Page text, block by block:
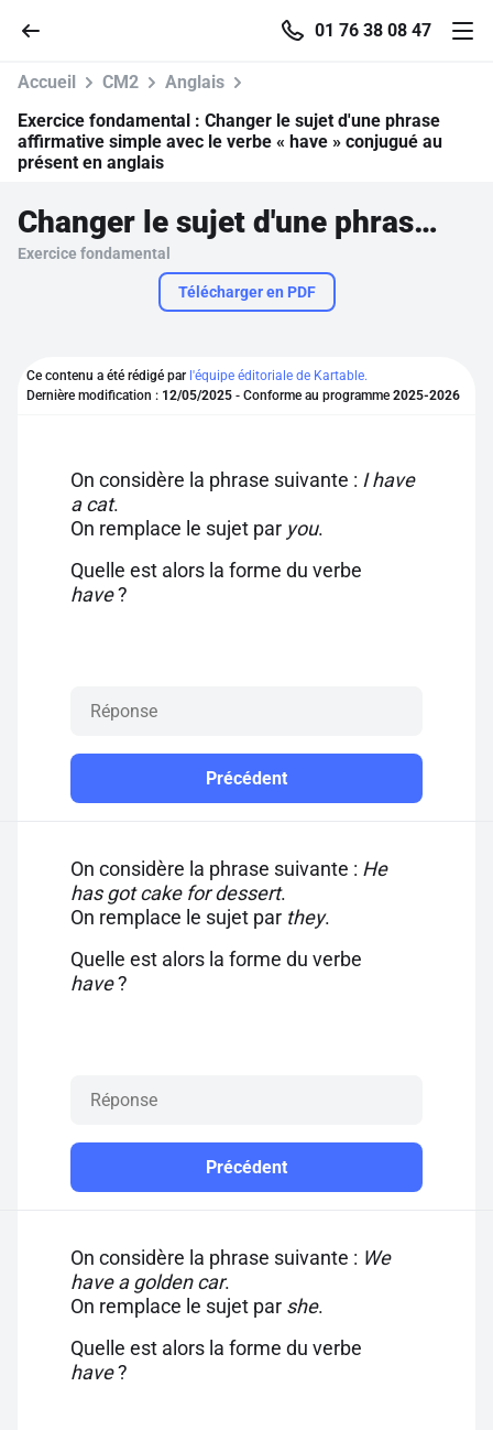
01 76 38 08 47
Parcourir
Pour profiter de 10 contenus offerts.
Accueil CM2
Anglais
Exercice fondamental : Changer le sujet d'une phrase
affirmative simple avec le verbe « have » conjugué au
présent en anglais
Changer le sujet d'une phrase affirmative simple avec le verbe « have » conjugué au présent en anglais
Exercice fondamental
Télécharger en PDF
Ce contenu a été rédigé par l'équipe éditoriale de Kartable.
Dernière modification : 12/05/2025 - Conforme au programme 2025-2026
On considère la phrase suivante : I have
a cat.
On remplace le sujet par you.
Quelle est alors la forme du verbe
have?
Précédent
On considère la phrase suivante : He
has got cake for dessert.
On remplace le sujet par they.
Quelle est alors la forme du verbe
have?
Précédent
On considère la phrase suivante : We
have a golden car.
On remplace le sujet par she.
Quelle est alors la forme du verbe
have?